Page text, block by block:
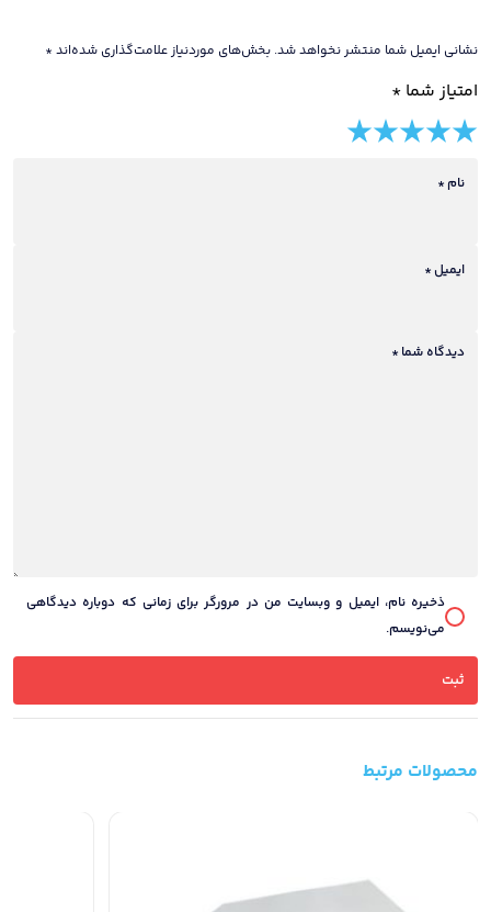
نشانی ایمیل شما منتشر نخواهد شد. بخش‌های موردنیاز علامت‌گذاری شده‌اند *
امتیاز شما *
1 of
stars
2 of
stars
3 of
4 of
5 of
دیدگاه شما *
نام *
ایمیل *
ذخیره نام، ایمیل و وبسایت من در مرورگر برای زمانی که دوباره دیدگاهی
می‌نویسم.
محصولات مرتبط